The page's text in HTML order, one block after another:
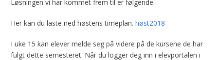
Løsningen vi har kommet frem til er følgende.
Her kan du laste ned høstens timeplan.høst2018
I uke 15 kan elever melde seg på videre på de kursene de har
fulgt dette semesteret. Når du logger deg inn i elevportalen i